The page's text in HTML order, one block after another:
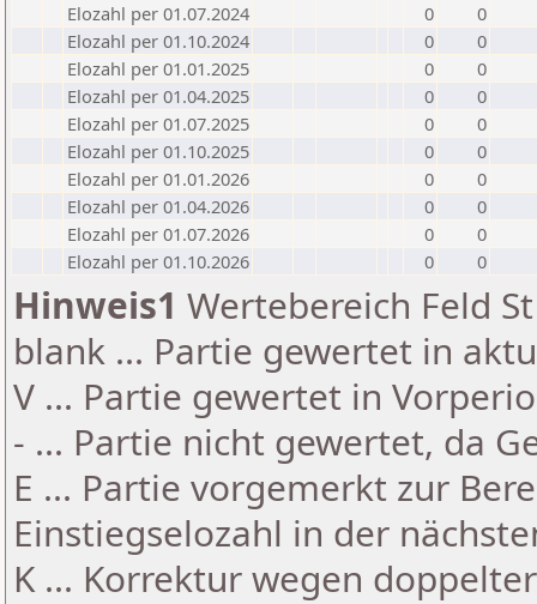
Elozahl per 01.07.2024
0
0
Elozahl per 01.10.2024
0
0
Elozahl per 01.01.2025
0
0
Elozahl per 01.04.2025
0
0
Elozahl per 01.07.2025
0
0
Elozahl per 01.10.2025
0
0
Elozahl per 01.01.2026
0
0
Elozahl per 01.04.2026
0
0
Elozahl per 01.07.2026
0
0
Elozahl per 01.10.2026
0 0
Hinweis1 Wertebereich Feld
blank ... Partie gewertet in
V ... Partie gewertet in
- ... Partie nicht gewertet, da
E ... Partie vorgemerkt zur
Einstiegselozahl in der
K ... Korrektur wegen